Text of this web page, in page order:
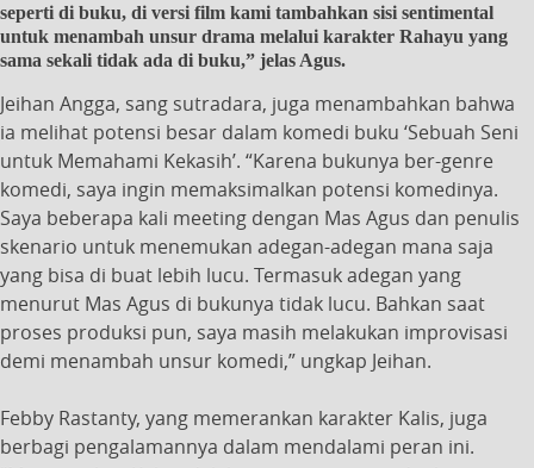
seperti di buku, di versi film kami tambahkan sisi sentimental
untuk menambah unsur drama melalui karakter Rahayu yang
sama sekali tidak ada di buku,” jelas Agus.
Jeihan Angga, sang sutradara, juga menambahkan bahwa
ia melihat potensi besar dalam komedi buku ‘Sebuah Seni
untuk Memahami Kekasih’. “Karena bukunya ber-genre
komedi, saya ingin memaksimalkan potensi komedinya.
Saya beberapa kali meeting dengan Mas Agus dan penulis
skenario untuk menemukan adegan-adegan mana saja
yang bisa di buat lebih lucu. Termasuk adegan yang
menurut Mas Agus di bukunya tidak lucu. Bahkan saat
proses produksi pun, saya masih melakukan improvisasi
demi menambah unsur komedi,” ungkap Jeihan.
Febby Rastanty, yang memerankan karakter Kalis, juga
berbagi pengalamannya dalam mendalami peran ini.